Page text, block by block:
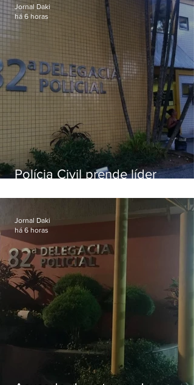
Polícia Civil prende líder
sexualmente de fiéis por mais
uma década
Jornal Daki
há 6 horas
Jornal Daki
há 6 horas